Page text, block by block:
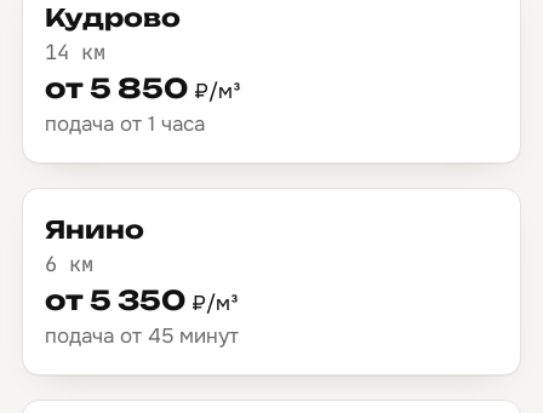
Кудрово
14 км
от 5 850 ₽/м³
подача от 1 часа
Янино
6 км
от 5 350 ₽/м³
подача от 45 минут